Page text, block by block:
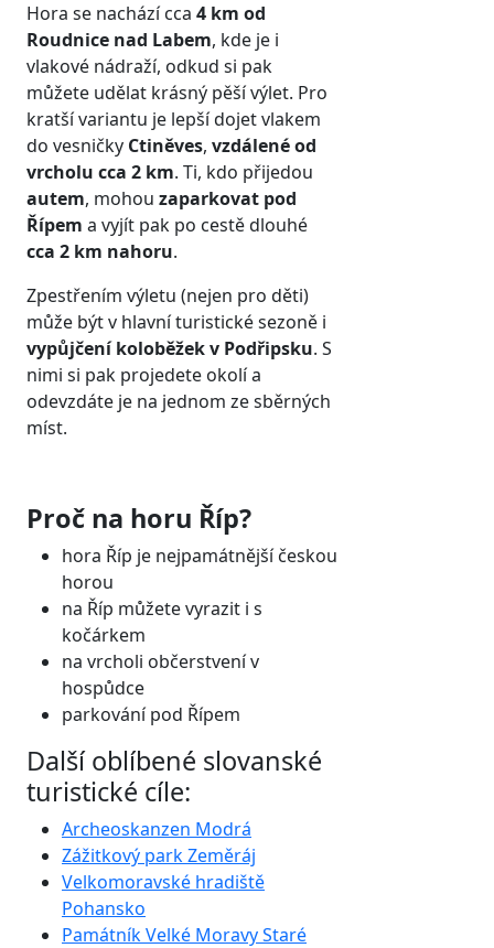
Hora se nachází cca 4 km od
Roudnice nad Labem, kde je i
vlakové nádraží, odkud si pak
můžete udělat krásný pěší výlet. Pro
kratší variantu je lepší dojet vlakem
do vesničky Ctiněves, vzdálené od
vrcholu cca 2 km. Ti, kdo přijedou
autem, mohou zaparkovat pod
Řípem a vyjít pak po cestě dlouhé
cca 2 km nahoru.
Zpestřením výletu (nejen pro děti)
může být v hlavní turistické sezoně i
vypůjčení koloběžekv Podřipsku. S
nimi si pak projedete okolí a
odevzdáte je na jednom ze sběrných
míst.
Proč na horu Říp?
hora Říp je nejpamátnější českou
horou
na Říp můžete vyrazit i s
kočárkem
na vrcholi občerstvení v
hospůdce
parkování pod Řípem
Další oblíbené slovanské
turistické cíle:
Archeoskanzen Modrá
Zážitkový park Zeměráj
Velkomoravské hradiště
Pohansko
Památník Velké Moravy Staré